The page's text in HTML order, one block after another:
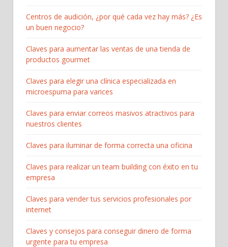
Centros de audición, ¿por qué cada vez hay más? ¿Es
un buen negocio?
Claves para aumentar las ventas de una tienda de
productos gourmet
Claves para elegir una clínica especializada en
microespuma para varices
Claves para enviar correos masivos atractivos para
nuestros clientes
Claves para iluminar de forma correcta una oficina
Claves para realizar un team building con éxito en tu
empresa
Claves para vender tus servicios profesionales por
internet
Claves y consejos para conseguir dinero de forma
urgente para tu empresa